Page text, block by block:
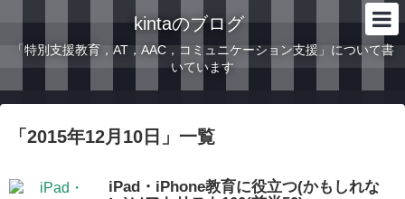
kintaのブログ
「特別支援教育，AT，AAC，コミュニケーション支援」について書
いています
「 2015年12月10日 」 一覧
iPad・iPhone教育に役立つ(かもしれな